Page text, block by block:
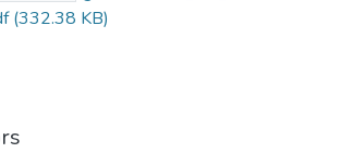
(332.38 KB)